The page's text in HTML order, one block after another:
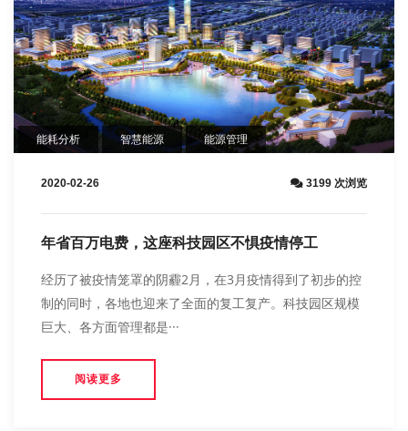
能耗分析 智慧能源 能源管理
2020-02-26 3199 次浏览
年省百万电费，这座科技园区不惧疫情停工
经历了被疫情笼罩的阴霾2月，在3月疫情得到了初步的控
制的同时，各地也迎来了全面的复工复产。科技园区规模
巨大、各方面管理都是···
阅读更多